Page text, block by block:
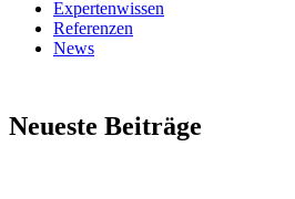
Expertenwissen
Referenzen
News
Neueste Beiträge